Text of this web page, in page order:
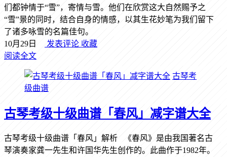
们都钟情于“雪”，寄情与雪。他们在欣赏这大自然赐予之
“雪”景的同时，结合自身的情感，以其生花妙笔为我们留下
了诸多咏雪的名篇佳句。
10月29日
发表评论 收藏
阅读全文
古琴考
级曲谱
古琴考级十级曲谱「春风」减字谱大全
古琴考级十级曲谱「春风」解析 《春风》是由我国著名古
琴演奏家龚一先生和许国华先生创作的。此曲作于1982年。